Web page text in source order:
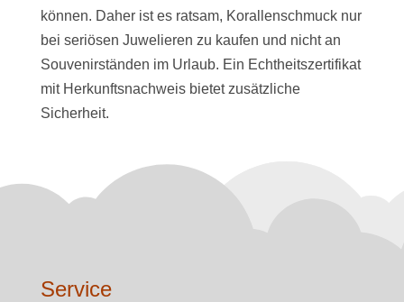
können. Daher ist es ratsam, Korallenschmuck nur
bei seriösen Juwelieren zu kaufen und nicht an
Souvenirständen im Urlaub. Ein Echtheitszertifikat
mit Herkunftsnachweis bietet zusätzliche
Sicherheit.
Service